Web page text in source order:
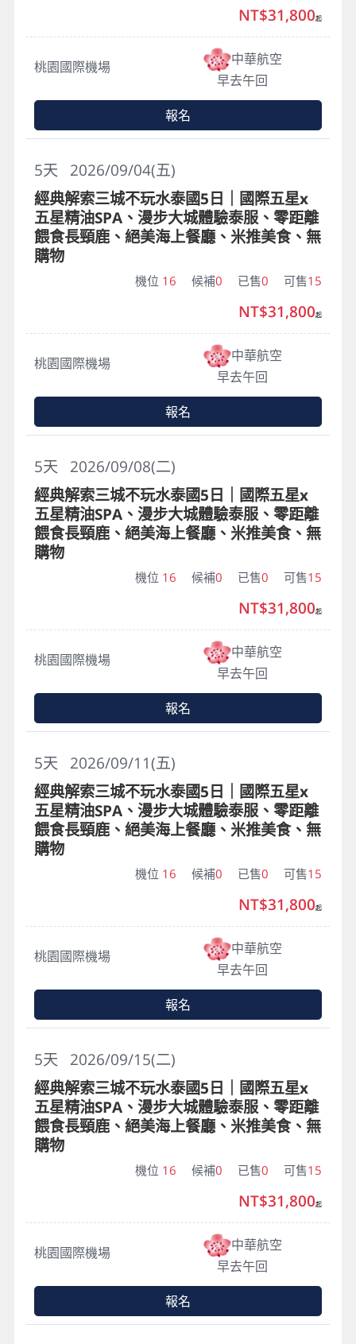
桃園國際機場
中華航空
早去午回
NT$31,800起
報名
2026/09/04(五)
5天
經典解索三城不玩水泰國5日｜國際五星x
五星精油SPA、漫步大城體驗泰服、零距離
餵食長頸鹿、絕美海上餐廳、米推美食、無
購物
機位 16 候補0 已售0 可售15
桃園國際機場
中華航空
早去午回
NT$31,800起
報名
2026/09/08(二)
5天
經典解索三城不玩水泰國5日｜國際五星x
五星精油SPA、漫步大城體驗泰服、零距離
餵食長頸鹿、絕美海上餐廳、米推美食、無
購物
機位 16 候補0 已售0 可售15
桃園國際機場
中華航空
早去午回
NT$31,800起
報名
2026/09/11(五)
5天
經典解索三城不玩水泰國5日｜國際五星x
五星精油SPA、漫步大城體驗泰服、零距離
餵食長頸鹿、絕美海上餐廳、米推美食、無
購物
機位 16 候補0 已售0 可售15
桃園國際機場
中華航空
早去午回
NT$31,800起
報名
2026/09/15(二)
5天
經典解索三城不玩水泰國5日｜國際五星x
五星精油SPA、漫步大城體驗泰服、零距離
餵食長頸鹿、絕美海上餐廳、米推美食、無
購物
機位 16 候補0 已售0 可售15
桃園國際機場
中華航空
早去午回
NT$31,800起
報名